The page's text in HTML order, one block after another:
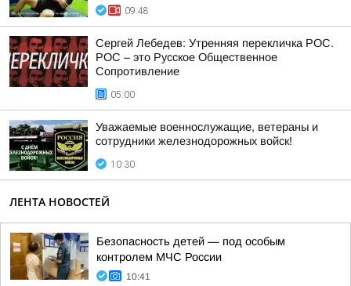
09:48
Сергей Лебедев: Утренняя перекличка РОС.
РОС – это Русское Общественное
Сопротивление
05:00
Уважаемые военнослужащие, ветераны и
сотрудники железнодорожных войск!
10:30
ЛЕНТА НОВОСТЕЙ
Безопасность детей — под особым
контролем МЧС России
10:41